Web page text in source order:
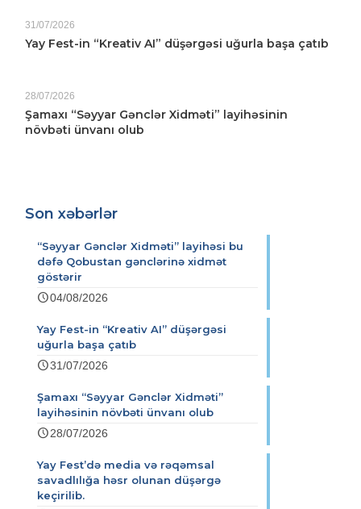
31/07/2026
Yay Fest-in “Kreativ AI” düşərgəsi uğurla başa çatıb
28/07/2026
Şamaxı “Səyyar Gənclər Xidməti” layihəsinin
növbəti ünvanı olub
Son xəbərlər
“Səyyar Gənclər Xidməti” layihəsi bu
dəfə Qobustan gənclərinə xidmət
göstərir
04/08/2026
Yay Fest-in “Kreativ AI” düşərgəsi
uğurla başa çatıb
31/07/2026
Şamaxı “Səyyar Gənclər Xidməti”
layihəsinin növbəti ünvanı olub
28/07/2026
Yay Fest’də media və rəqəmsal
savadlılığa həsr olunan düşərgə
keçirilib.